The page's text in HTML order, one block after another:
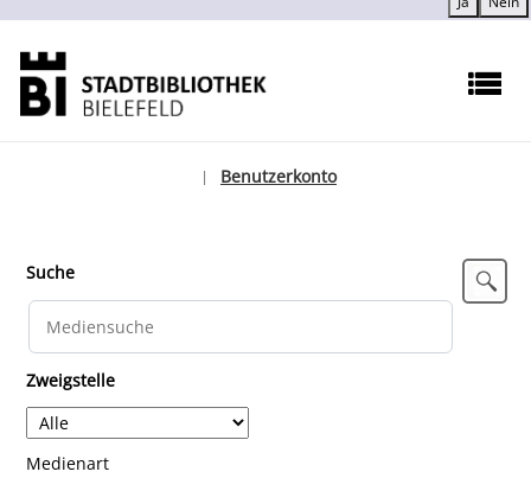
Benutzerkonto
Suche
Zweigstelle
Medienart